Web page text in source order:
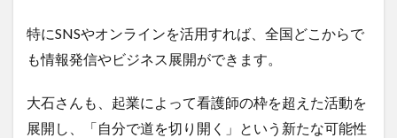
特にSNSやオンラインを活用すれば、全国どこからで
も情報発信やビジネス展開ができます。
大石さんも、起業によって看護師の枠を超えた活動を
展開し、「自分で道を切り開く」という新たな可能性